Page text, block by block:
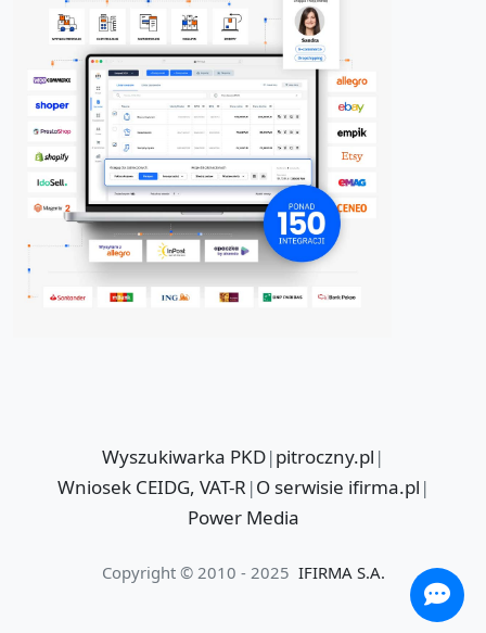
Wyszukiwarka PKD|pitroczny.pl |
Wniosek CEIDG, VAT-R |O serwisie ifirma.pl |
Power Media
Copyright © 2010 - 2025 IFIRMA S.A.